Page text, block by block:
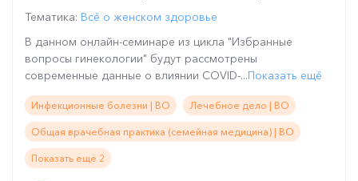
Тематика: Всё о женском здоровье
В данном онлайн-семинаре из цикла "Избранные
вопросы гинекологии" будут рассмотрены
современные данные о влиянии COVID-...Показать ещё
Инфекционные болезни | ВО Лечебное дело | ВО
Общая врачебная практика (семейная медицина) | ВО
Показать ещё 2